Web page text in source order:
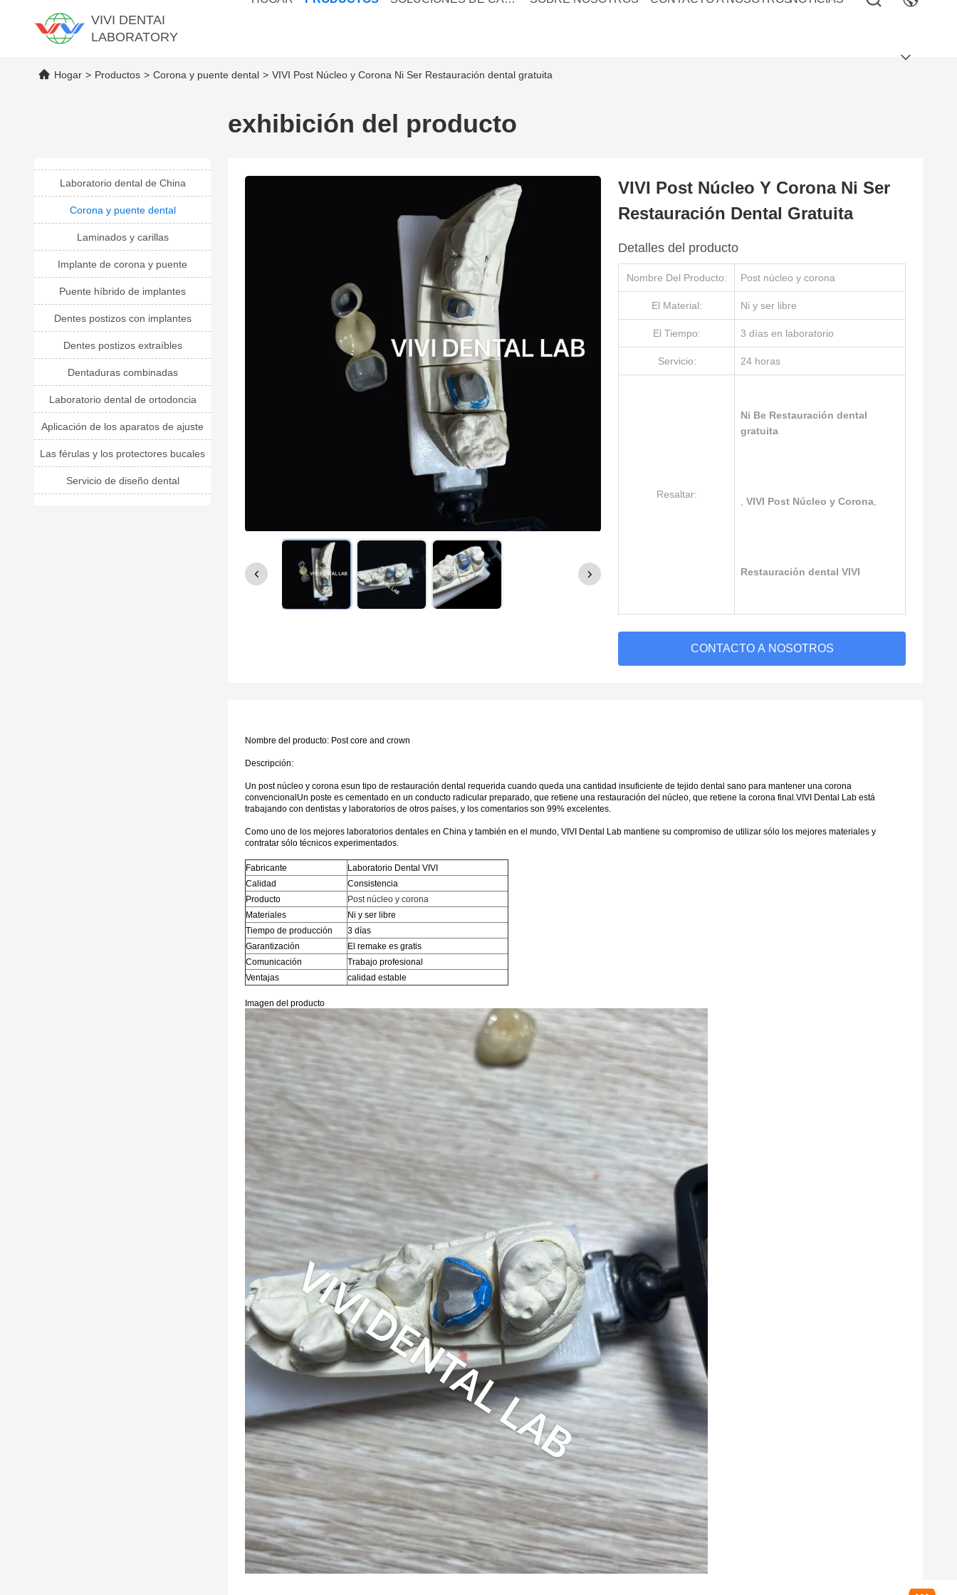
VIVI DENTAI
LABORATORY
Hogar > Productos > Corona y puente dental > VIVI Post Núcleo y Corona Ni Ser Restauración dental gratuita
exhibición del producto
Laboratorio dental de China
Corona y puente dental
Laminados y carillas
Implante de corona y puente
Puente híbrido de implantes
Dentes postizos con implantes
Dentes postizos extraíbles
Dentaduras combinadas
Laboratorio dental de ortodoncia
Aplicación de los aparatos de ajuste
Las férulas y los protectores bucales
Servicio de diseño dental
VIVI Post Núcleo Y Corona Ni Ser
Restauración Dental Gratuita
Detalles del producto
Nombre Del Producto: Post núcleo y corona
El Material: Ni y ser libre
El Tiempo: 3 días en laboratorio
Servicio: 24 horas
Resaltar:
Ni Be Restauración dental
gratuita
VIVI Post Núcleo y Corona
Restauración dental VIVI
CONTACTO A NOSOTROS
Nombre del producto: Post core and crown
Descripción:
Un post núcleo y corona esun tipo de restauración dental requerida cuando queda una cantidad insuficiente de tejido dental sano para mantener una corona
convencional Un poste es cementado en un conducto radicular preparado, que retiene una restauración del núcleo, que retiene la corona final.VIVI Dental Lab está
trabajando con dentistas y laboratorios de otros países, y los comentarios son 99% excelentes.
Como uno de los mejores laboratorios dentales en China y también en el mundo, VIVI Dental Lab mantiene su compromiso de utilizar sólo los mejores materiales y
contratar sólo técnicos experimentados.
Fabricante
Laboratorio Dental VIVI
Calidad
Consistencia
Producto
Post núcleo y corona
Materiales
Ni y ser libre
Tiempo de producción
3 días
Garantización
El remake es gratis
Comunicación
Trabajo profesional
Ventajas
calidad estable
Imagen del producto